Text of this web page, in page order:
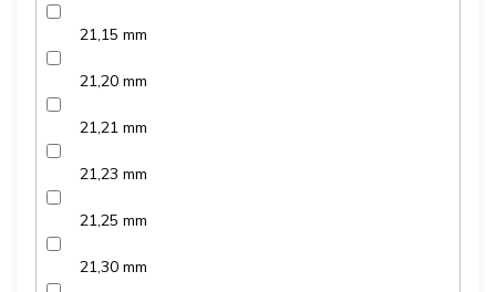
21,15 mm
21,20 mm
21,21 mm
21,23 mm
21,25 mm
21,30 mm